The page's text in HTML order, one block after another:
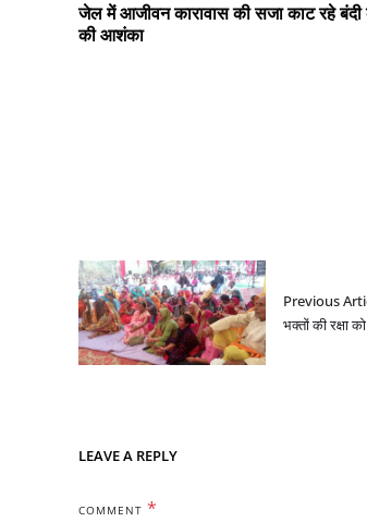
जेल में आजीवन कारावास की सजा काट रहे बंदी
की आशंका
Previous
भक्तों की रक्षा
LEAVE A REPLY
COMMENT *